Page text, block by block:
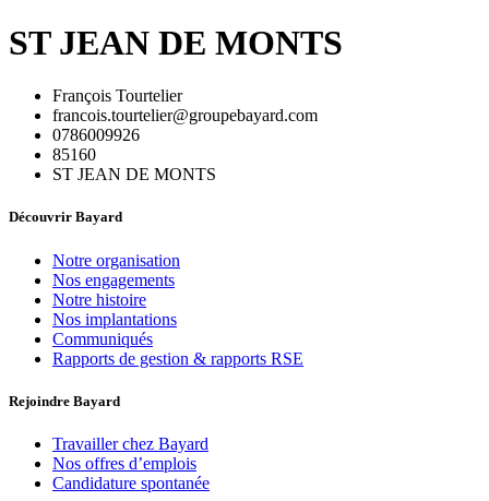
ST JEAN DE MONTS
François Tourtelier
francois.tourtelier@groupebayard.com
0786009926
85160
ST JEAN DE MONTS
Découvrir Bayard
Notre organisation
Nos engagements
Notre histoire
Nos implantations
Communiqués
Rapports de gestion & rapports RSE
Rejoindre Bayard
Travailler chez Bayard
Nos offres d’emplois
Candidature spontanée